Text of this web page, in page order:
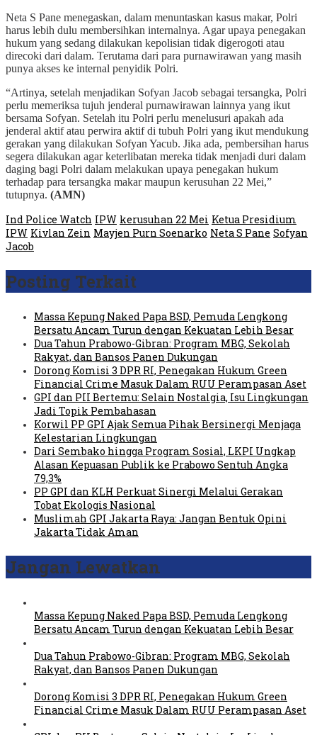
Neta S Pane menegaskan, dalam menuntaskan kasus makar, Polri
harus lebih dulu membersihkan internalnya. Agar upaya penegakan
hukum yang sedang dilakukan kepolisian tidak digerogoti atau
direcoki dari dalam. Terutama dari para purnawirawan yang masih
punya akses ke internal penyidik Polri.
“Artinya, setelah menjadikan Sofyan Jacob sebagai tersangka, Polri
perlu memeriksa tujuh jenderal purnawirawan lainnya yang ikut
bersama Sofyan. Setelah itu Polri perlu menelusuri apakah ada
jenderal aktif atau perwira aktif di tubuh Polri yang ikut mendukung
gerakan yang dilakukan Sofyan Yacub. Jika ada, pembersihan harus
segera dilakukan agar keterlibatan mereka tidak menjadi duri dalam
daging bagi Polri dalam melakukan upaya penegakan hukum
terhadap para tersangka makar maupun kerusuhan 22 Mei,”
tutupnya. (AMN)
Ind Police Watch IPW kerusuhan 22 Mei Ketua Presidium
IPW Kivlan Zein Mayjen Purn Soenarko Neta S Pane Sofyan
Jacob
Posting Terkait
Massa Kepung Naked Papa BSD, Pemuda Lengkong
Bersatu Ancam Turun dengan Kekuatan Lebih Besar
Dua Tahun Prabowo-Gibran: Program MBG, Sekolah
Rakyat, dan Bansos Panen Dukungan
Dorong Komisi 3 DPR RI, Penegakan Hukum Green
Financial Crime Masuk Dalam RUU Perampasan Aset
GPI dan PII Bertemu: Selain Nostalgia, Isu Lingkungan
Jadi Topik Pembahasan
Korwil PP GPI Ajak Semua Pihak Bersinergi Menjaga
Kelestarian Lingkungan
Dari Sembako hingga Program Sosial, LKPI Ungkap
Alasan Kepuasan Publik ke Prabowo Sentuh Angka
79,3%
PP GPI dan KLH Perkuat Sinergi Melalui Gerakan
Tobat Ekologis Nasional
Muslimah GPI Jakarta Raya: Jangan Bentuk Opini
Jakarta Tidak Aman
Jangan Lewatkan
Massa Kepung Naked Papa BSD, Pemuda Lengkong
Bersatu Ancam Turun dengan Kekuatan Lebih Besar
Dua Tahun Prabowo-Gibran: Program MBG, Sekolah
Rakyat, dan Bansos Panen Dukungan
Dorong Komisi 3 DPR RI, Penegakan Hukum Green
Financial Crime Masuk Dalam RUU Perampasan Aset